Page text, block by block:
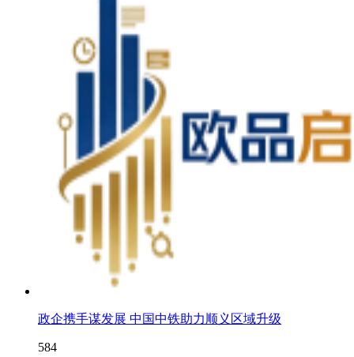
政企携手谋发展 中国中铁助力顺义区域升级
584